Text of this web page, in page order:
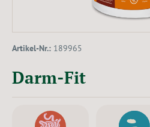
Artikel-Nr.: 189965
Darm-Fit